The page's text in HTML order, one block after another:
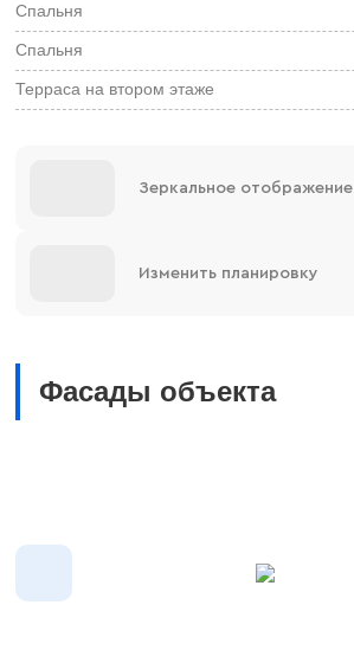
Спальня
Спальня
Терраса на втором этаже
Зеркальное отображение
Изменить планировку
Фасады объекта